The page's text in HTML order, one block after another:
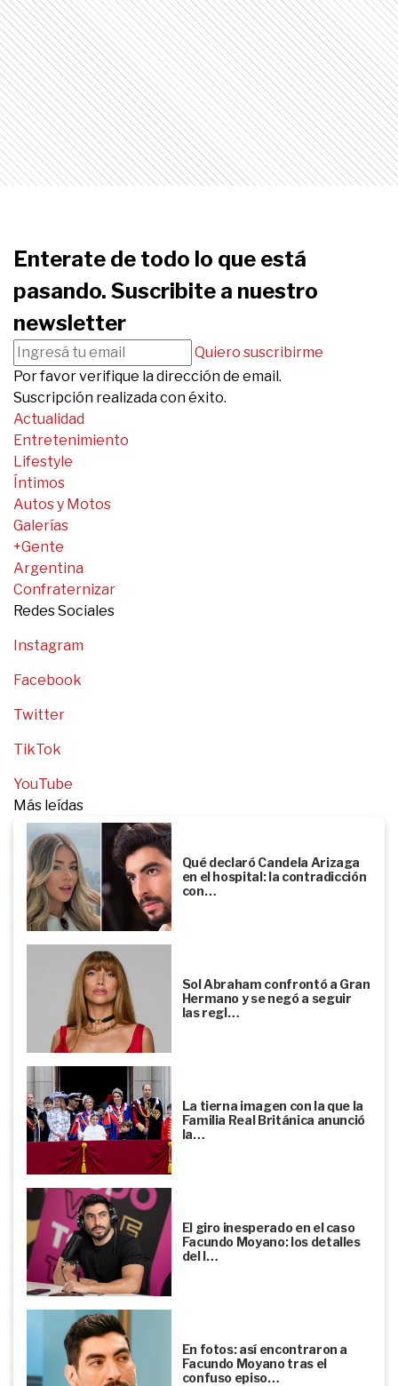
Enterate de todo lo que está
pasando. Suscribite a nuestro
newsletter
Quiero suscribirme
Por favor verifique la dirección de email.
Suscripción realizada con éxito.
Actualidad
Entretenimiento
Lifestyle
Íntimos
Autos y Motos
Galerías
+Gente
Argentina
Confraternizar
Redes Sociales
Instagram
Facebook
Twitter
TikTok
YouTube
Más leídas
Qué declaró Candela Arizaga
en el hospital: la contradicción
con…
Sol Abraham confrontó a Gran
Hermano y se negó a seguir
las regl…
La tierna imagen con la que la
Familia Real Británica anunció
la…
El giro inesperado en el caso
Facundo Moyano: los detalles
del l…
En fotos: así encontraron a
Facundo Moyano tras el
confuso episo…